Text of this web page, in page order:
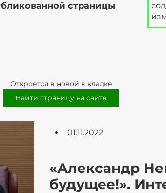
страницы
Откроется в новой в кладке
Найти страницу на сайте
01.11.2022
«Александр
будущее!».